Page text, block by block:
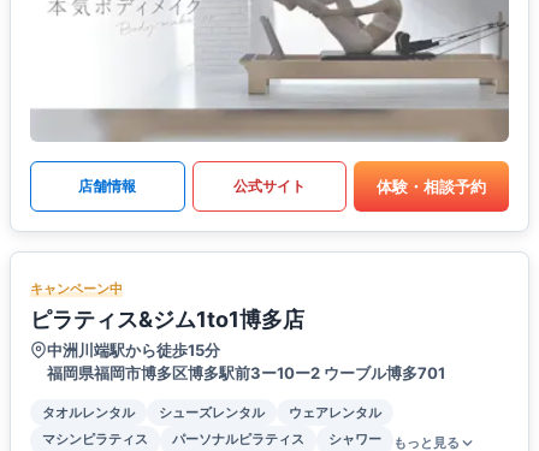
店舗情報 公式サイト 体験・相談予約
キャンペーン中
ピラティス&ジム1to1博多店
中洲川端駅から徒歩15分
福岡県福岡市博多区博多駅前3ー10ー2 ウーブル博多701
タオルレンタル シューズレンタル
ウェアレンタル
マシンピラティス
パーソナルピラティス シャワー もっと見る